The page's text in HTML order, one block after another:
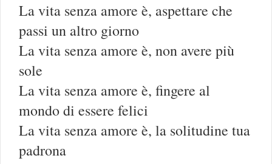
La vita senza amore è, aspettare che
passi un altro giorno
La vita senza amore è, non avere più
sole
La vita senza amore è, fingere al
mondo di essere felici
La vita senza amore è, la solitudine tua
padrona